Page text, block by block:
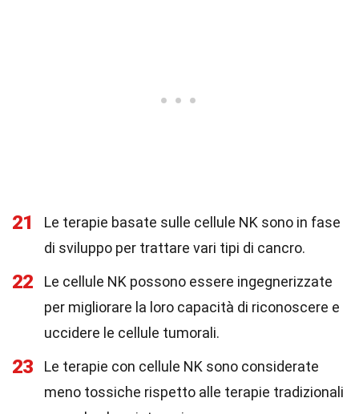
21
Le terapie basate sulle cellule NK sono in fase
di sviluppo per trattare vari tipi di cancro.
22
Le cellule NK possono essere ingegnerizzate
per migliorare la loro capacità di riconoscere e
uccidere le cellule tumorali.
23
Le terapie con cellule NK sono considerate
meno tossiche rispetto alle terapie tradizionali